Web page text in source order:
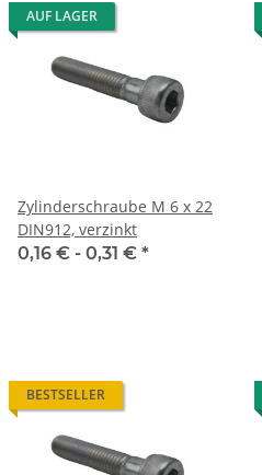
AUF LAGER
Zylinderschraube M 6 x 22
DIN912, verzinkt
0,16 € - 0,31 € *
BESTSELLER